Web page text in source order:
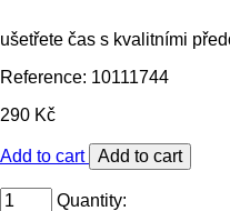
ušetřete čas s kvalitními
Reference: 10111744
290 Kč
Add to cart
Quantity: